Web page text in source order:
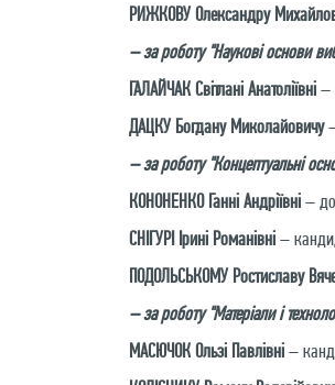
РИЖКОВУ Олександру
– за роботу "Наукові основи
ГАЛАЙЧАК Світлані Анатоліївні–
ДАЦКУ Богдану Миколайовичу–
– за роботу "Концептуальні
КОНОНЕНКО Ганні Андріївні–
СНІГУРІ Ірині Романівні–
ПОДОЛЬСЬКОМУ Ростиславу
– за роботу "Матеріали і
МАСЮЧОК Ользі Павлівні–